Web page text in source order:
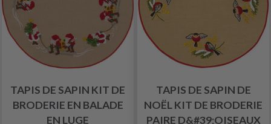
TAPIS DE SAPIN KIT DE
BRODERIE EN BALADE
EN LUGE
TAPIS DE SAPIN DE
NOËL KIT DE BRODERIE
PAIRE D&#39;OISEAUX